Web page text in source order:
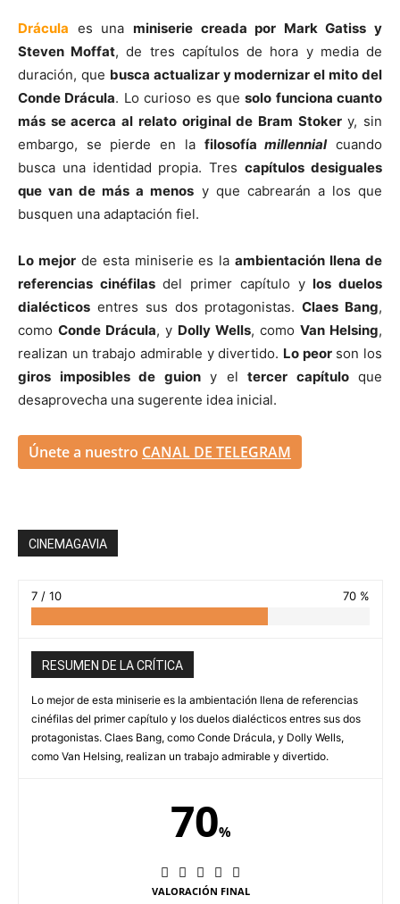
Drácula es una miniserie creada por Mark Gatiss y
Steven Moffat, de tres capítulos de hora y media de
duración, que busca actualizar y modernizar el mito del
Conde Drácula. Lo curioso es quesolo funciona cuanto
más se acerca al relato original de Bram Stokery, sin
embargo, se pierde en la filosofíamillennialcuando
busca una identidad propia. Trescapítulos desiguales
que van de más a menos y que cabrearán a los que
busquen una adaptación fiel.
Lo mejorde esta miniserie es laambientación llena de
referencias cinéfilasdel primer capítulo ylos duelos
dialécticos entres sus dos protagonistas.Claes Bang,
como Conde Drácula, y Dolly Wells, como Van Helsing,
realizan un trabajo admirable y divertido. Lo peorson los
giros imposibles de guiony el tercer capítuloque
desaprovecha una sugerente idea inicial.
Únete a nuestro CANAL DE TELEGRAM
CINEMAGAVIA
7 / 10 70 %
RESUMEN DE LA CRÍTICA
Lo mejor de esta miniserie es la ambientación llena de referencias
cinéfilas del primer capítulo y los duelos dialécticos entres sus dos
protagonistas. Claes Bang, como Conde Drácula, y Dolly Wells,
como Van Helsing, realizan un trabajo admirable y divertido.
70%
VALORACIÓN FINAL